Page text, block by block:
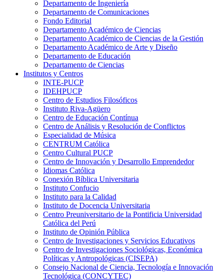
Departamento de Ingeniería
Departamento de Comunicaciones
Fondo Editorial
Departamento Académico de Ciencias
Departamento Académico de Ciencias de la Gestión
Departamento Académico de Arte y Diseño
Departamento de Educación
Departamento de Ciencias
Institutos y Centros
INTE-PUCP
IDEHPUCP
Centro de Estudios Filosóficos
Instituto Riva-Agüero
Centro de Educación Contínua
Centro de Análisis y Resolución de Conflictos
Especialidad de Música
CENTRUM Católica
Centro Cultural PUCP
Centro de Innovación y Desarrollo Emprendedor
Idiomas Católica
Conexión Bíblica Universitaria
Instituto Confucio
Instituto para la Calidad
Instituto de Docencia Universitaria
Centro Preuniversitario de la Pontificia Universidad
Católica del Perú
Instituto de Opinión Pública
Centro de Investigaciones y Servicios Educativos
Centro de Investigaciones Sociológicas, Económica
Políticas y Antropológicas (CISEPA)
Consejo Nacional de Ciencia, Tecnología e Innovación
Tecnológica (CONCYTEC)